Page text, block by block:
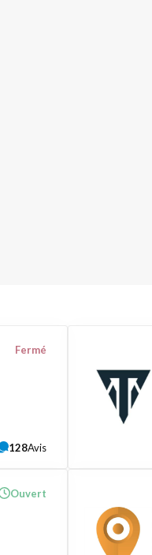
Fermé
128Avis
Ouvert